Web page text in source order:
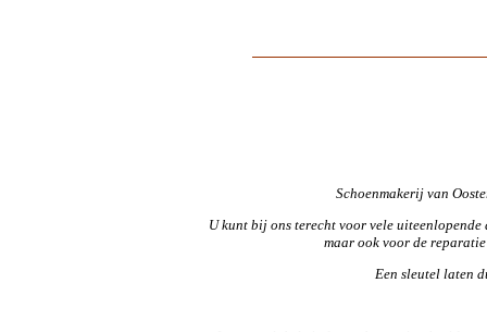
Schoenmakerij van
U kunt bij ons terecht voor vele
maar ook voor de
Een sleutel laten